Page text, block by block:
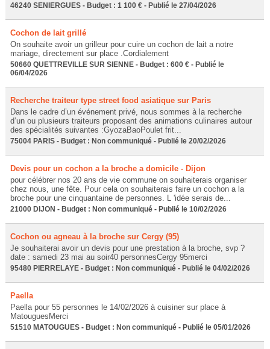
46240 SENIERGUES - Budget : 1 100 € - Publié le 27/04/2026
Cochon de lait grillé
On souhaite avoir un grilleur pour cuire un cochon de lait a notre
mariage, directement sur place .Cordialement
50660 QUETTREVILLE SUR SIENNE - Budget : 600 € - Publié le
06/04/2026
Recherche traiteur type street food asiatique sur Paris
Dans le cadre d’un événement privé, nous sommes à la recherche
d’un ou plusieurs traiteurs proposant des animations culinaires autour
des spécialités suivantes :GyozaBaoPoulet frit...
75004 PARIS - Budget : Non communiqué - Publié le 20/02/2026
Devis pour un cochon a la broche a domicile - Dijon
pour célébrer nos 20 ans de vie commune on souhaiterais organiser
chez nous, une fête. Pour cela on souhaiterais faire un cochon a la
broche pour une cinquantaine de personnes. L 'idée serais de...
21000 DIJON - Budget : Non communiqué - Publié le 10/02/2026
Cochon ou agneau à la broche sur Cergy (95)
Je souhaiterai avoir un devis pour une prestation à la broche, svp ?
date : samedi 23 mai au soir40 personnesCergy 95merci
95480 PIERRELAYE - Budget : Non communiqué - Publié le 04/02/2026
Paella
Paella pour 55 personnes le 14/02/2026 à cuisiner sur place à
MatouguesMerci
51510 MATOUGUES - Budget : Non communiqué - Publié le 05/01/2026